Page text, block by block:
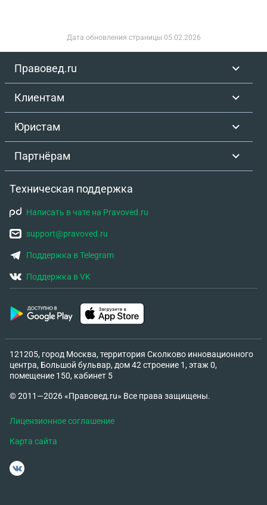
Дата обновления страницы 05.02.2026
Правовед.ru
Клиентам
Юристам
Партнёрам
Техническая поддержка
Написать в чате на Pravoved.ru
support@pravoved.ru
Поддержка в Telegram
Поддержка в VK
121205, город Москва, территория Сколково инновационного
центра, Большой бульвар, дом 42 строение 1, этаж 0,
помещение 150, кабинет 5
© 2011—2026 «Правовед.ru» Все права защищены.
Лицензионное соглашение
Карта сайта